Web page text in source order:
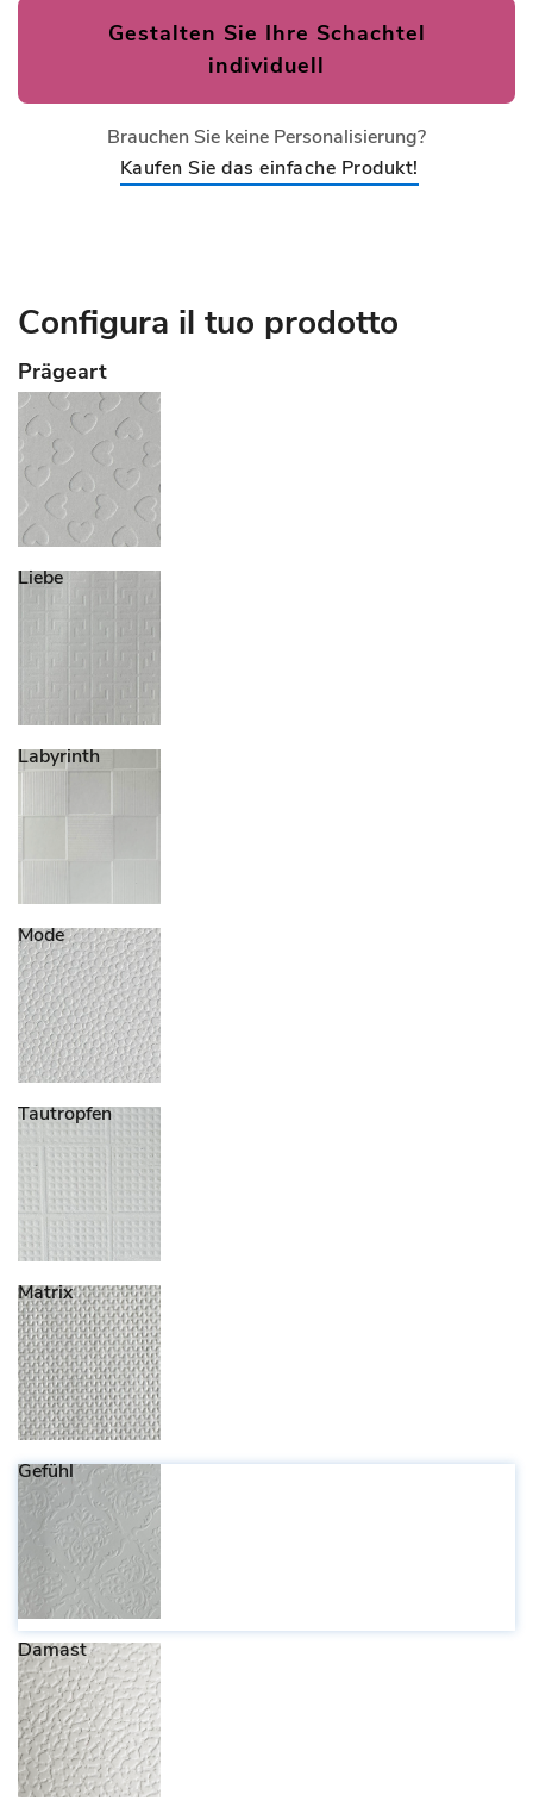
Gestalten Sie Ihre Schachtel
individuell
Brauchen Sie keine Personalisierung?
Kaufen Sie das einfache Produkt!
Configura il tuo prodotto
Prägeart
Liebe
Labyrinth
Mode
Tautropfen
Matrix
Gefühl
Damast